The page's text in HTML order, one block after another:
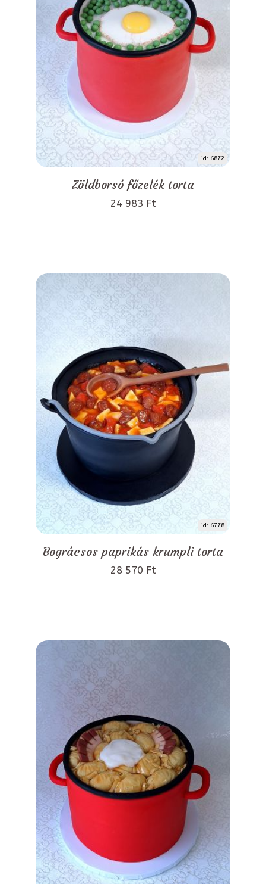
id: 6872
Zöldborsó főzelék torta
24 983 Ft
id: 6778
Bográcsos paprikás krumpli torta
28 570 Ft